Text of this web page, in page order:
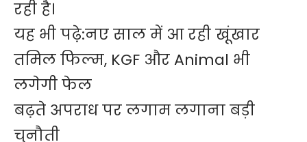
रही है।
यह भी पढ़े:नए साल में आ रही खूंखार
तमिल फिल्म, KGF और Animal भी
लगेगी फेल
बढ़ते अपराध पर लगाम लगाना बड़ी
चुनौती